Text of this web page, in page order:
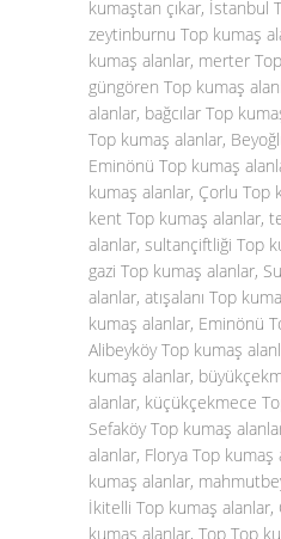
kumaştan çıkar, İstanbul
zeytinburnu Top kumaş
kumaş alanlar, merter
güngören Top kumaş
alanlar, bağcılar Top
Top kumaş alanlar,
Eminönü Top kumaş
kumaş alanlar, Çorlu Top
kent Top kumaş alanlar,
alanlar, sultançiftliği Top
gazi Top kumaş alanlar,
alanlar, atışalanı Top
kumaş alanlar, Eminönü
Alibeyköy Top kumaş
kumaş alanlar,
alanlar, küçükçekmece
Sefaköy Top kumaş
alanlar, Florya Top
kumaş alanlar,
İkitelli Top kumaş
kumaş alanlar, Top Top